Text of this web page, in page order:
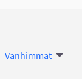
Vanhimmat